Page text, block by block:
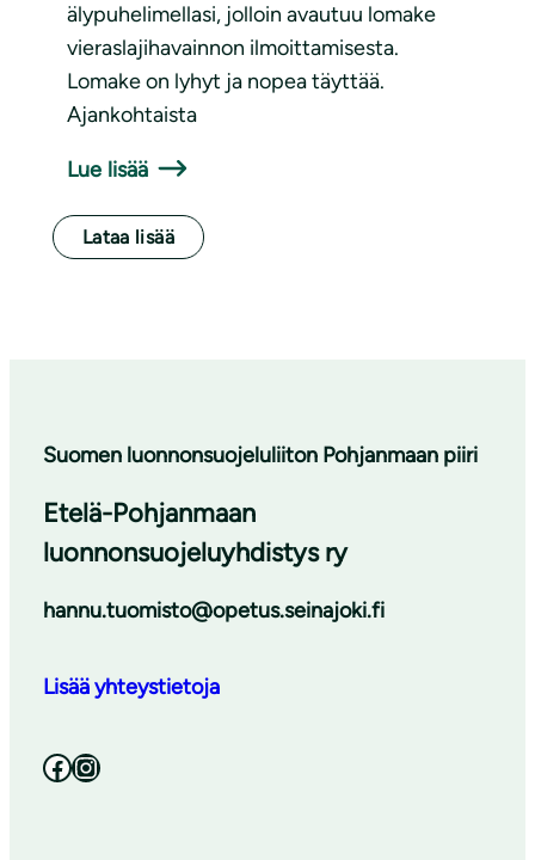
älypuhelimellasi, jolloin avautuu lomake
vieraslajihavainnon ilmoittamisesta.
Lomake on lyhyt ja nopea täyttää.
Ajankohtaista
Lue lisää
Lataa lisää
Suomen luonnonsuojeluliiton Pohjanmaan piiri
Etelä-Pohjanmaan
luonnonsuojeluyhdistys ry
hannu.tuomisto@opetus.seinajoki.fi
Lisää yhteystietoja
Facebook Instagram